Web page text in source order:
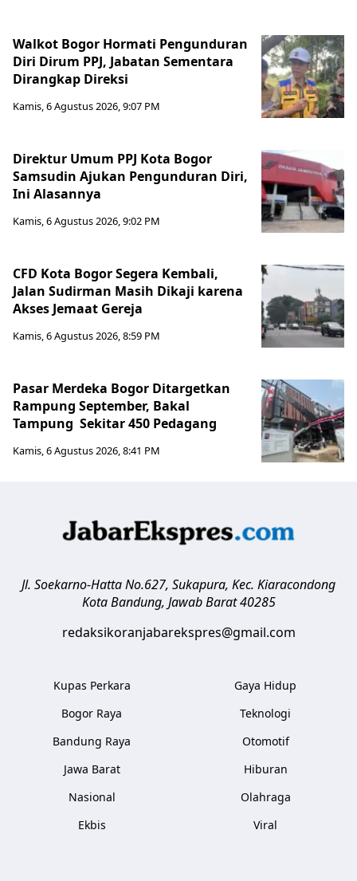
Walkot Bogor Hormati Pengunduran
Diri Dirum PPJ, Jabatan Sementara
Dirangkap Direksi
Kamis, 6 Agustus 2026, 9:07 PM
Direktur Umum PPJ Kota Bogor
Samsudin Ajukan Pengunduran Diri,
Ini Alasannya
Kamis, 6 Agustus 2026, 9:02 PM
CFD Kota Bogor Segera Kembali,
Jalan Sudirman Masih Dikaji karena
Akses Jemaat Gereja
Kamis, 6 Agustus 2026, 8:59 PM
Pasar Merdeka Bogor Ditargetkan
Rampung September, Bakal
Tampung Sekitar 450 Pedagang
Kamis, 6 Agustus 2026, 8:41 PM
Jl. Soekarno-Hatta No.627, Sukapura, Kec. Kiaracondong
Kota Bandung, Jawab Barat 40285
redaksikoranjabarekspres@gmail.com
Kupas Perkara
Bogor Raya
Bandung Raya
Jawa Barat
Nasional
Ekbis
Gaya Hidup
Teknologi
Otomotif
Hiburan
Olahraga
Viral